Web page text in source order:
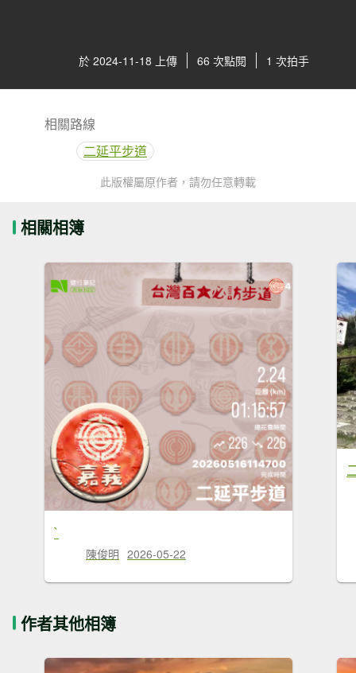
於 2024-11-18 上傳 66 次點閱 1 次拍手
相關路線
二延平步道
此版權屬原作者，請勿任意轉載
相關相簿
`
陳俊明 2026-05-22
作者其他相簿